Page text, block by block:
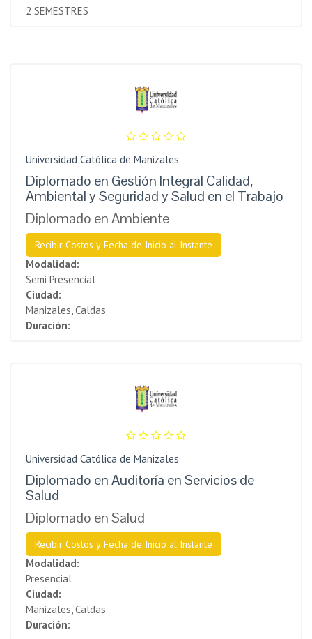
2 SEMESTRES
Universidad Católica de Manizales
Diplomado en Gestión Integral Calidad,
Ambiental y Seguridad y Salud en el Trabajo
Diplomado en Ambiente
Recibir Costos y Fecha de Inicio al Instante
Modalidad:
Semi Presencial
Ciudad:
Manizales, Caldas
Duración:
Universidad Católica de Manizales
Diplomado en Auditoría en Servicios de
Salud
Diplomado en Salud
Recibir Costos y Fecha de Inicio al Instante
Modalidad:
Presencial
Ciudad:
Manizales, Caldas
Duración: